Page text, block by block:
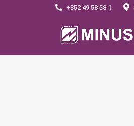
+352 49 58 58 1